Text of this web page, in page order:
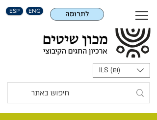
ESP ENG לתרומה
ILS (₪)